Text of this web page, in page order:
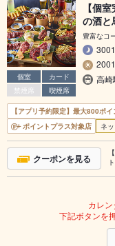
個室
カード
禁煙席
喫煙席
【個
の酒と
豊富なコ
高崎
【アプリ予約限定】最大800ポ
ポイントプラス対象店
ネ
クーポンを見る
カレン
下記ボタンを